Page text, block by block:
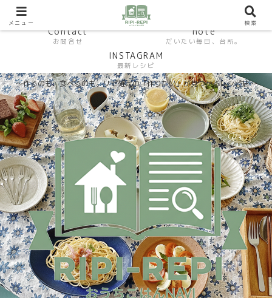
〜作るのも、食べるのも。リピ確定の「作りたい」が見つかるレシピ帖〜
HP おうちごはんラボ
Contact
お問合せ
note
だいたい毎日、台所。
INSTAGRAM
最新レシピ
メニュー 検索